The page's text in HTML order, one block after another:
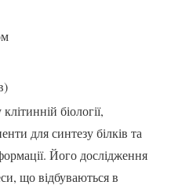
біології,
для синтезу білків та
Його дослідження
що відбуваються в